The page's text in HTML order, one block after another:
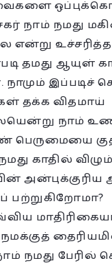
நாம் நமது
என்று
தமது ஆயுள்
நாமும் இப்படிச்
தக்க விதமாய்
நாம்
பெருமையை
காதில்
நமது பேரில்